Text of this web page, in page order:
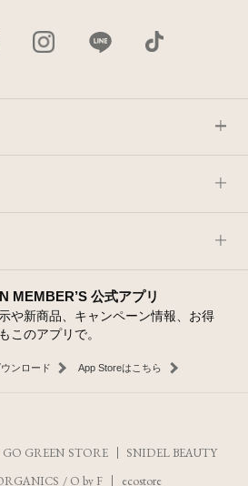
MEMBER’S 公式アプリ
や新商品、キャンペーン情報、お得
このアプリで。
ンロード App Storeはこちら
GREEN STORE
SNIDEL BEAUTY
/ O by F ecostore